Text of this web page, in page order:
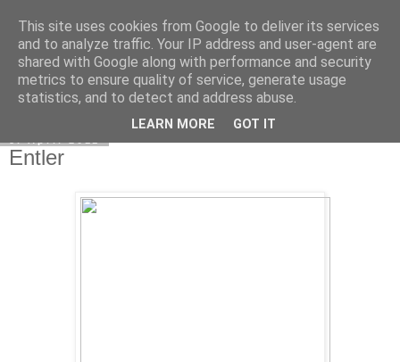
Exec Mampf
Entler
This site uses cookies from Google to deliver its services
and to analyze traffic. Your IP address and user-agent are
shared with Google along with performance and security
metrics to ensure quality of service, generate usage
statistics, and to detect and address abuse.
LEARN MORE GOT IT